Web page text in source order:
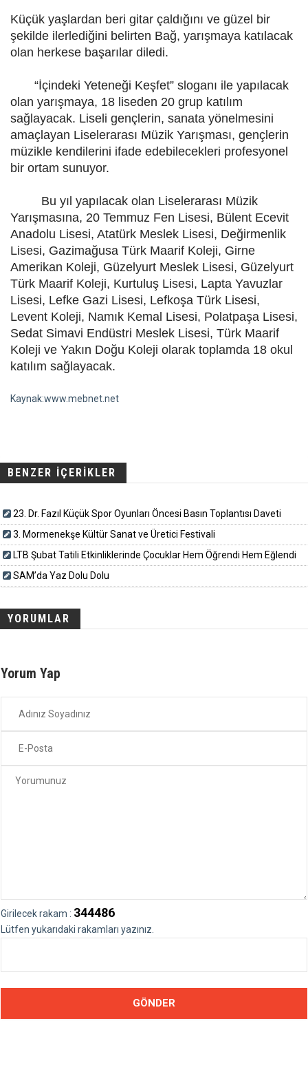
Küçük yaşlardan beri gitar çaldığını ve güzel bir
şekilde ilerlediğini belirten Bağ, yarışmaya katılacak
olan herkese başarılar diledi.
“İçindeki Yeteneği Keşfet” sloganı ile yapılacak
olan yarışmaya, 18 liseden 20 grup katılım
sağlayacak. Liseli gençlerin, sanata yönelmesini
amaçlayan Liselerarası Müzik Yarışması, gençlerin
müzikle kendilerini ifade edebilecekleri profesyonel
bir ortam sunuyor.
Bu yıl yapılacak olan Liselerarası Müzik
Yarışmasına, 20 Temmuz Fen Lisesi, Bülent Ecevit
Anadolu Lisesi, Atatürk Meslek Lisesi, Değirmenlik
Lisesi, Gazimağusa Türk Maarif Koleji, Girne
Amerikan Koleji, Güzelyurt Meslek Lisesi, Güzelyurt
Türk Maarif Koleji, Kurtuluş Lisesi, Lapta Yavuzlar
Lisesi, Lefke Gazi Lisesi, Lefkoşa Türk Lisesi,
Levent Koleji, Namık Kemal Lisesi, Polatpaşa Lisesi,
Sedat Simavi Endüstri Meslek Lisesi, Türk Maarif
Koleji ve Yakın Doğu Koleji olarak toplamda 18 okul
katılım sağlayacak.
Kaynak:www.mebnet.net
BENZER İÇERİKLER
23. Dr. Fazıl Küçük Spor Oyunları Öncesi Basın Toplantısı Daveti
3. Mormenekşe Kültür Sanat ve Üretici Festivali
LTB Şubat Tatili Etkinliklerinde Çocuklar Hem Öğrendi Hem Eğlendi
SAM’da Yaz Dolu Dolu
YORUMLAR
Yorum Yap
Girilecek rakam : 344486
Lütfen yukarıdaki rakamları yazınız.